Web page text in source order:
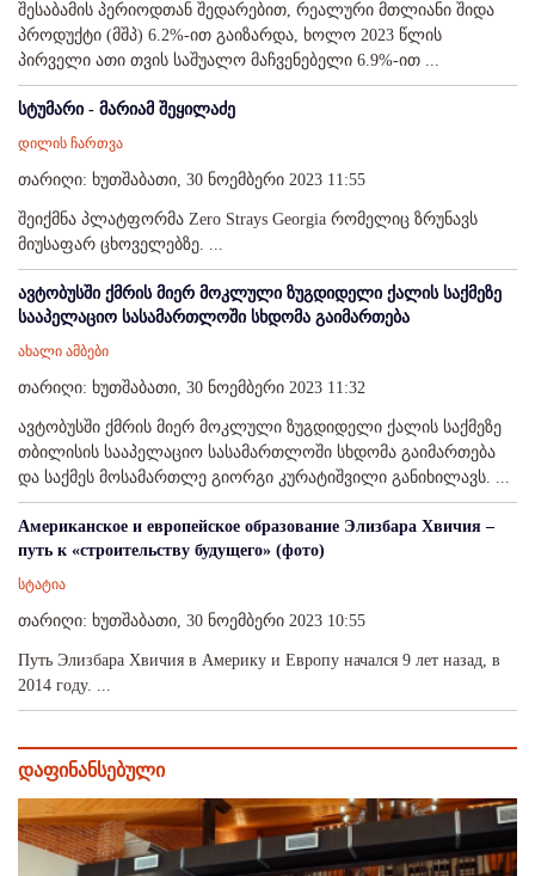
შესაბამის პერიოდთან შედარებით, რეალური მთლიანი შიდა
პროდუქტი (მშპ) 6.2%-ით გაიზარდა, ხოლო 2023 წლის
პირველი ათი თვის საშუალო მაჩვენებელი 6.9%-ით ...
სტუმარი - მარიამ შეყილაძე
დილის ჩართვა
თარიღი: ხუთშაბათი, 30 ნოემბერი 2023 11:55
შეიქმნა პლატფორმა Zero Strays Georgia რომელიც ზრუნავს
მიუსაფარ ცხოველებზე. ...
ავტობუსში ქმრის მიერ მოკლული ზუგდიდელი ქალის საქმეზე
სააპელაციო სასამართლოში სხდომა გაიმართება
ახალი ამბები
თარიღი: ხუთშაბათი, 30 ნოემბერი 2023 11:32
ავტობუსში ქმრის მიერ მოკლული ზუგდიდელი ქალის საქმეზე
თბილისის სააპელაციო სასამართლოში სხდომა გაიმართება
და საქმეს მოსამართლე გიორგი კურატიშვილი განიხილავს. ...
Американское и европейское образование Элизбара Хвичия –
путь к «строительству будущего» (фото)
სტატია
თარიღი: ხუთშაბათი, 30 ნოემბერი 2023 10:55
Путь Элизбара Хвичия в Америку и Европу начался 9 лет назад, в
2014 году. ...
დაფინანსებული